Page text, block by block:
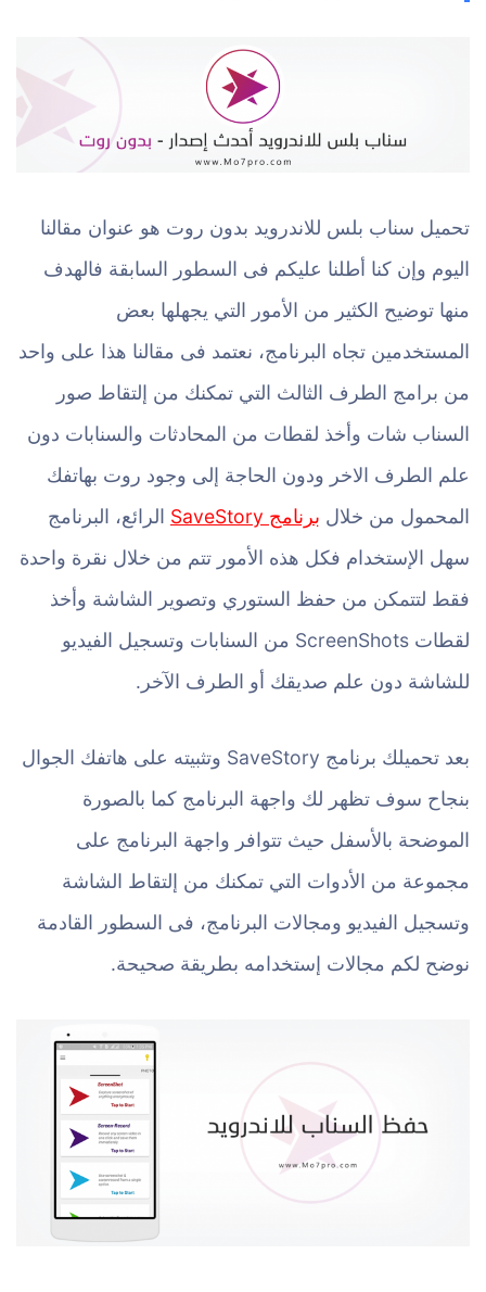
تحميل سناب بلس للاندرويد بدون روت هو عنوان مقالنا
اليوم وإن كنا أطلنا عليكم فى السطور السابقة فالهدف
منها توضيح الكثير من الأمور التي يجهلها بعض
المستخدمين تجاه البرنامج، نعتمد فى مقالنا هذا على واحد
من برامج الطرف الثالث التي تمكنك من إلتقاط صور
السناب شات وأخذ لقطات من المحادثات والسنابات دون
علم الطرف الاخر ودون الحاجة إلى وجود روت بهاتفك
المحمول من خلال برنامج SaveStory
الرائع، البرنامج
سهل الإستخدام فكل هذه الأمور تتم من خلال نقرة واحدة
فقط لتتمكن من حفظ الستوري وتصوير الشاشة وأخذ
لقطات ScreenShots من السنابات وتسجيل الفيديو
للشاشة دون علم صديقك أو الطرف الآخر.
بعد تحميلك برنامج SaveStory وتثبيته على هاتفك الجوال
بنجاح سوف تظهر لك واجهة البرنامج كما بالصورة
الموضحة بالأسفل حيث تتوافر واجهة البرنامج على
مجموعة من الأدوات التي تمكنك من إلتقاط الشاشة
وتسجيل الفيديو ومجالات البرنامج، فى السطور القادمة
نوضح لكم مجالات إستخدامه بطريقة صحيحة.